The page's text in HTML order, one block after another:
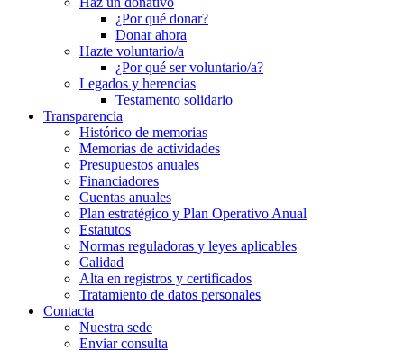
¿Por qué donar?
Donar ahora
Hazte voluntario/a
¿Por qué ser voluntario/a?
Legados y herencias
Testamento solidario
Transparencia
Histórico de memorias
Memorias de actividades
Presupuestos anuales
Financiadores
Cuentas anuales
Plan estratégico y Plan Operativo Anual
Estatutos
Normas reguladoras y leyes aplicables
Calidad
Alta en registros y certificados
Tratamiento de datos personales
Contacta
Nuestra sede
Enviar consulta